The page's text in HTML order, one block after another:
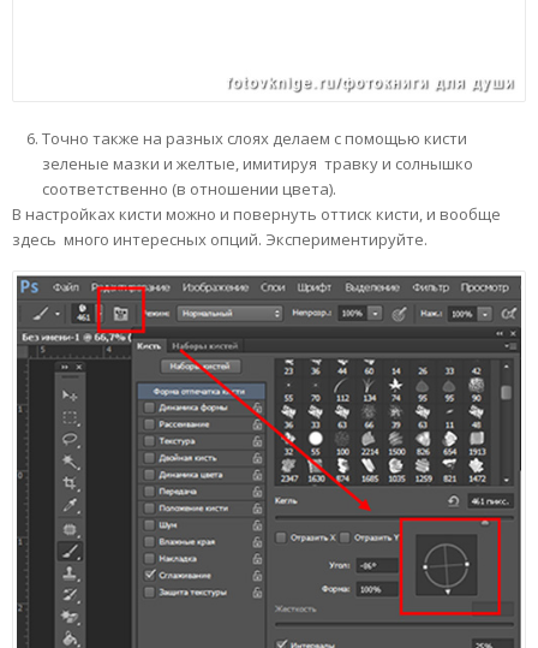
Точно также на разных слоях делаем с помощью кисти
зеленые мазки и желтые, имитируя травку и солнышко
соответственно (в отношении цвета).
В настройках кисти можно и повернуть оттиск кисти, и вообще
здесь много интересных опций. Экспериментируйте.